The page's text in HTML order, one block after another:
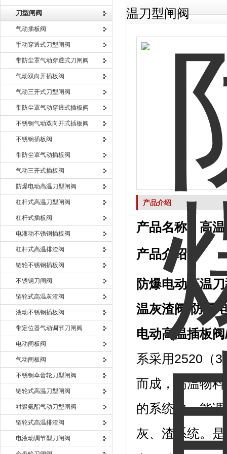
刀型闸阀
气动插板阀
手动穿透式刀型闸阀
带防尘罩气动穿透式刀闸阀
气动双向开插板阀
气动三开式刀型闸阀
带防尘罩气动穿透式插板阀
不锈钢气动双向开式插板阀
不锈钢插板阀
带防尘罩气动插板阀
气动三开式插板阀
防爆电动高温刀型闸阀
杠杆式高温刀型闸阀
杠杆式插板阀
电液动不锈钢插板阀
杠杆式高温排渣阀
链轮不锈钢插板阀
不锈钢刀闸阀
链轮式高温灰渣阀
液动不锈钢插板阀
带定位器气动调节刀闸阀
电动闸板阀
气动闸板阀
不锈钢伞齿轮刀型闸阀
链轮式高温刀型闸阀
衬聚氨酯气动刀型闸阀
链轮式高温排渣阀
电液动调节型刀闸阀
温刀型闸阀
产品介绍
产品名称：高
产品介绍：
防爆电动高温
温灰渣阀 /防爆
电动高温插板阀
系采用2520（
而成，高温物
的系统中，能
灰、渣系统。